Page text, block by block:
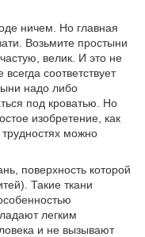
ничем. Но главная
Возьмите простыни
велик. И это не
соответствует
надо либо
под кроватью. Но
изобретение, как
можно
поверхность которой
Такие ткани
легким
и не вызывают